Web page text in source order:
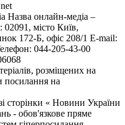
Назва онлайн-медіа –
місто Київ,
172-Б, офіс 208/1 E-mail:
044-205-43-00
розміщених на
посилання на
сторінки « Новини України
- обов'язкове пряме